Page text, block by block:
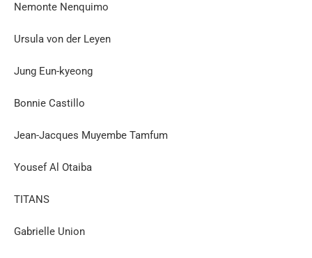
Nemonte Nenquimo
Ursula von der Leyen
Jung Eun-kyeong
Bonnie Castillo
Jean-Jacques Muyembe Tamfum
Yousef Al Otaiba
TITANS
Gabrielle Union